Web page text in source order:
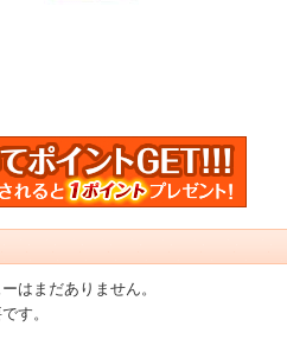
はまだありません。
す。